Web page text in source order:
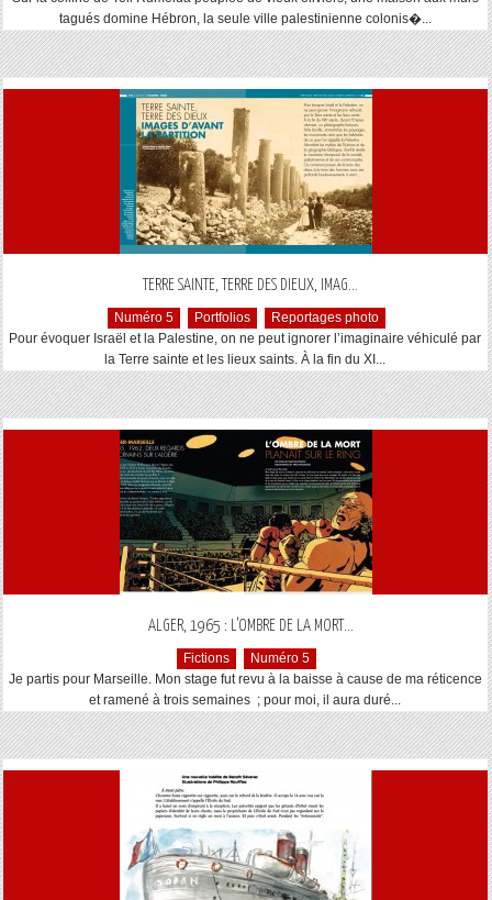
tagués domine Hébron, la seule ville palestinienne colonis�...
TERRE SAINTE, TERRE DES DIEUX, IMAG...
Numéro 5 Portfolios
Reportages photo
Pour évoquer Israël et la Palestine, on ne peut ignorer l’imaginaire véhiculé par
la Terre sainte et les lieux saints. À la fin du XI...
ALGER, 1965 : L’OMBRE DE LA MORT ...
Fictions
Numéro 5
Je partis pour Marseille. Mon stage fut revu à la baisse à cause de ma réticence
et ramené à trois semaines ; pour moi, il aura duré...